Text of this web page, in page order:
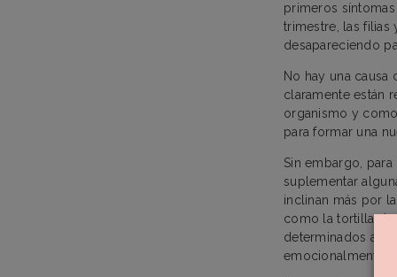
primeros
trimestre, las filias
desapareciendo
No hay una causa
claramente están
organismo y
para formar una
Sin embargo,
suplementar
inclinan más por
como la tortilla de
determinados
emocionalmente